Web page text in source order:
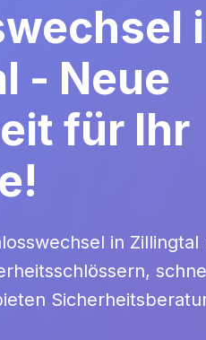
- Neue
für Ihr
in Zillingtal